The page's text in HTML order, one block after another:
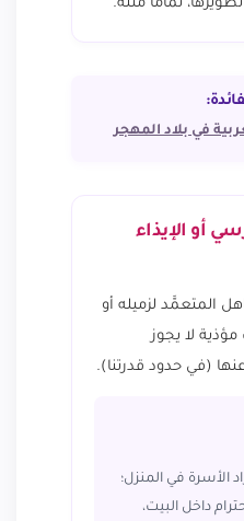
تمامًا مثله.
في بلاد المهجر
أو الإيذاء
المتعمَّد لزميله أو
لا يجوز
(في حدود قدرتنا).
الأسرة في المنزل؛
داخل البيت،